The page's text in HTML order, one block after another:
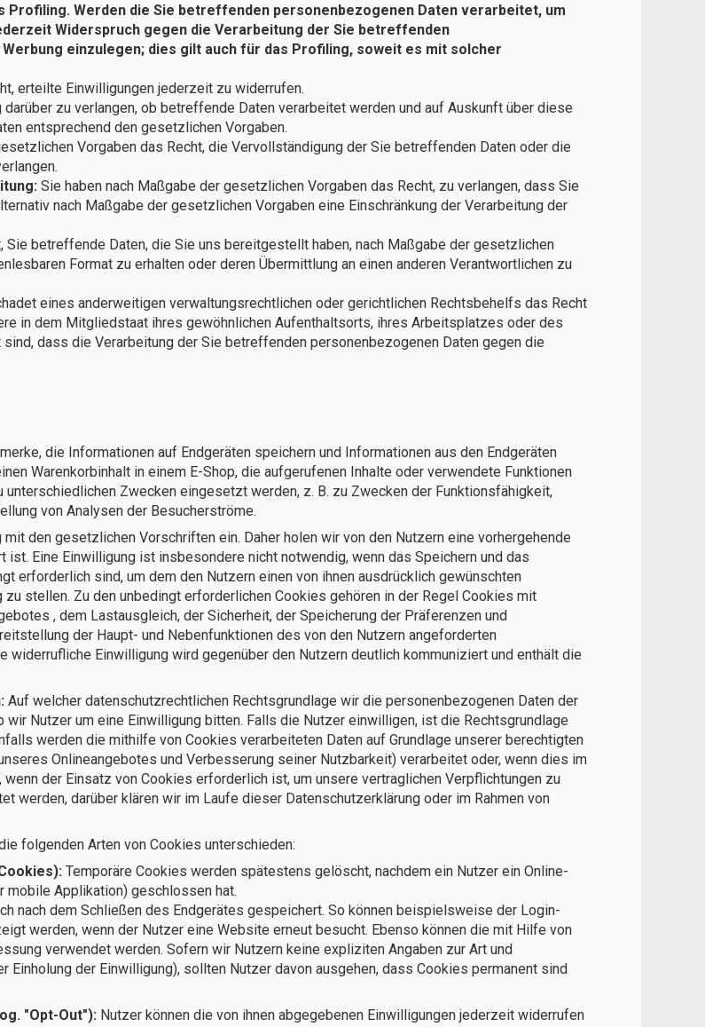
Werden die Sie betreffenden personenbezogenen Daten verarbeitet, um
Widerspruch gegen die Verarbeitung der Sie betreffenden
einzulegen; dies gilt auch für das Profiling, soweit es mit solcher
erteilte Einwilligungen jederzeit zu widerrufen.
zu verlangen, ob betreffende Daten verarbeitet werden und auf Auskunft über diese
entsprechend den gesetzlichen Vorgaben.
Vorgaben das Recht, die Vervollständigung der Sie betreffenden Daten oder die
Sie haben nach Maßgabe der gesetzlichen Vorgaben das Recht, zu verlangen, dass Sie
nach Maßgabe der gesetzlichen Vorgaben eine Einschränkung der Verarbeitung der
Sie betreffende Daten, die Sie uns bereitgestellt haben, nach Maßgabe der gesetzlichen
Format zu erhalten oder deren Übermittlung an einen anderen Verantwortlichen zu
eines anderweitigen verwaltungsrechtlichen oder gerichtlichen Rechtsbehelfs das Recht
in dem Mitgliedstaat ihres gewöhnlichen Aufenthaltsorts, ihres Arbeitsplatzes oder des
dass die Verarbeitung der Sie betreffenden personenbezogenen Daten gegen die
die Informationen auf Endgeräten speichern und Informationen aus den Endgeräten
Warenkorbinhalt in einem E-Shop, die aufgerufenen Inhalte oder verwendete Funktionen
Zwecken eingesetzt werden, z. B. zu Zwecken der Funktionsfähigkeit,
von Analysen der Besucherströme.
den gesetzlichen Vorschriften ein. Daher holen wir von den Nutzern eine vorhergehende
Eine Einwilligung ist insbesondere nicht notwendig, wenn das Speichern und das
erforderlich sind, um dem den Nutzern einen von ihnen ausdrücklich gewünschten
stellen. Zu den unbedingt erforderlichen Cookies gehören in der Regel Cookies mit
, dem Lastausgleich, der Sicherheit, der Speicherung der Präferenzen und
der Haupt- und Nebenfunktionen des von den Nutzern angeforderten
widerrufliche Einwilligung wird gegenüber den Nutzern deutlich kommuniziert und enthält die
Auf welcher datenschutzrechtlichen Rechtsgrundlage wir die personenbezogenen Daten der
Nutzer um eine Einwilligung bitten. Falls die Nutzer einwilligen, ist die Rechtsgrundlage
werden die mithilfe von Cookies verarbeiteten Daten auf Grundlage unserer berechtigten
Onlineangebotes und Verbesserung seiner Nutzbarkeit) verarbeitet oder, wenn dies im
der Einsatz von Cookies erforderlich ist, um unsere vertraglichen Verpflichtungen zu
werden, darüber klären wir im Laufe dieser Datenschutzerklärung oder im Rahmen von
folgenden Arten von Cookies unterschieden:
Temporäre Cookies werden spätestens gelöscht, nachdem ein Nutzer ein Online-
mobile Applikation) geschlossen hat.
nach dem Schließen des Endgerätes gespeichert. So können beispielsweise der Login-
werden, wenn der Nutzer eine Website erneut besucht. Ebenso können die mit Hilfe von
verwendet werden. Sofern wir Nutzern keine expliziten Angaben zur Art und
Einholung der Einwilligung), sollten Nutzer davon ausgehen, dass Cookies permanent sind
"Opt-Out"): Nutzer können die von ihnen abgegebenen Einwilligungen jederzeit widerrufen